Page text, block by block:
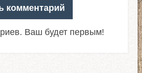
комментарий
Ваш будет первым!